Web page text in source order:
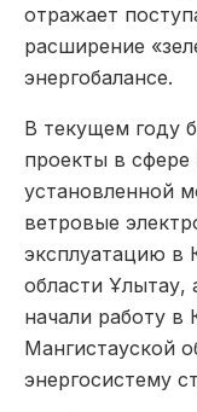
отражает
расширение
энергобалансе.
В текущем году
проекты в
установленной
ветровые
эксплуатацию в
области Ұлытау,
начали работу
Мангистауской
энергосистему